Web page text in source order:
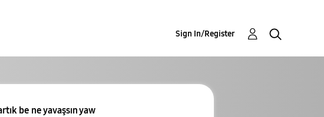
Sign In/Register
be ne yavaşsın yaw